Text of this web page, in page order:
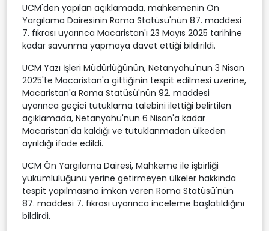
UCM'den yapılan açıklamada, mahkemenin Ön
Yargılama Dairesinin Roma Statüsü'nün 87. maddesi
7. fıkrası uyarınca Macaristan'ı 23 Mayıs 2025 tarihine
kadar savunma yapmaya davet ettiği bildirildi.
UCM Yazı İşleri Müdürlüğünün, Netanyahu'nun 3 Nisan
2025'te Macaristan'a gittiğinin tespit edilmesi üzerine,
Macaristan'a Roma Statüsü'nün 92. maddesi
uyarınca geçici tutuklama talebini ilettiği belirtilen
açıklamada, Netanyahu'nun 6 Nisan'a kadar
Macaristan'da kaldığı ve tutuklanmadan ülkeden
ayrıldığı ifade edildi.
UCM Ön Yargılama Dairesi, Mahkeme ile işbirliği
yükümlülüğünü yerine getirmeyen ülkeler hakkında
tespit yapılmasına imkan veren Roma Statüsü'nün
87. maddesi 7. fıkrası uyarınca inceleme başlatıldığını
bildirdi.